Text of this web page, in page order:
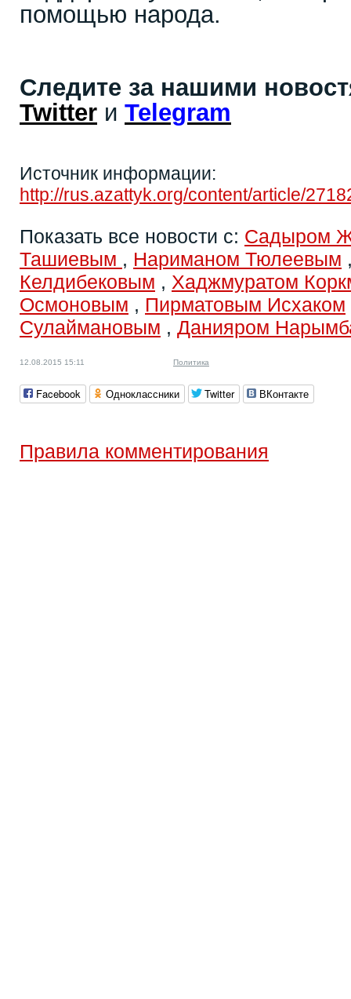
помощью народа.
Следите за нашими
Twitter и Telegram
Источник информации:
http://rus.azattyk.org/content/article/
Показать все новости с: Садыром
Ташиевым , Нариманом Тюлеевым
Келдибековым , Хаджмуратом
Осмоновым , Пирматовым Исхаком
Сулаймановым , Данияром
12.08.2015 15:11 Политика
Facebook Одноклассники Twitter ВКонтакте
Правила комментирования